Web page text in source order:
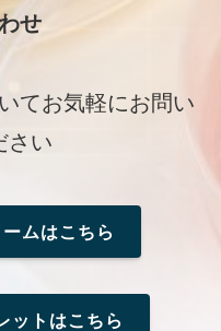
せ
てお気軽にお問い
さい
ムはこちら
ットはこちら